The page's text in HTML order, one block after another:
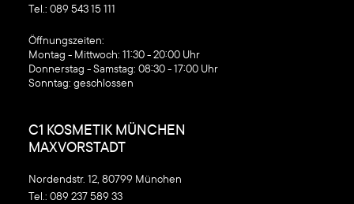
Tel.: 089 543 15 111
‍Öffnungszeiten:
Montag - Mittwoch: 11:30 - 20:00 Uhr
Donnerstag - Samstag: 08:30 - 17:00 Uhr
Sonntag: geschlossen
C1 KOSMETIK MÜNCHEN
MAXVORSTADT
Nordendstr. 12, 80799 München
Tel.: 089 237 589 33